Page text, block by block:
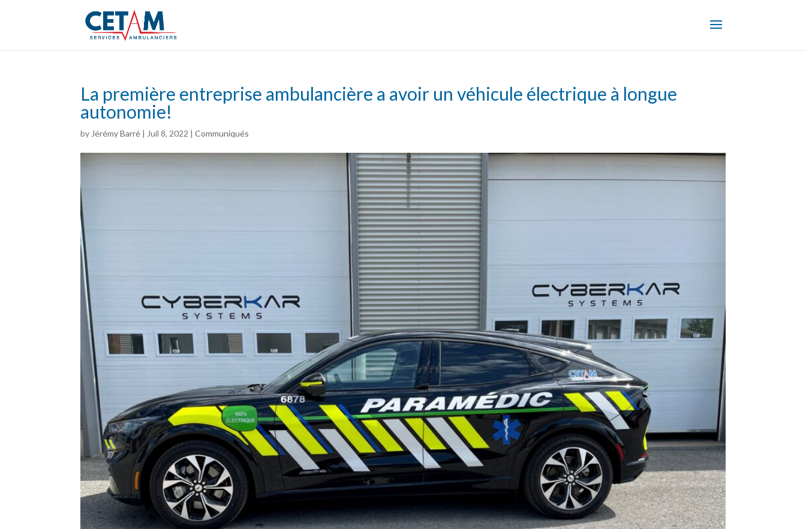
La première entreprise ambulancière a avoir un véhicule électrique à longue
autonomie!
by Jérémy Barré | Juil 8, 2022 |Communiqués